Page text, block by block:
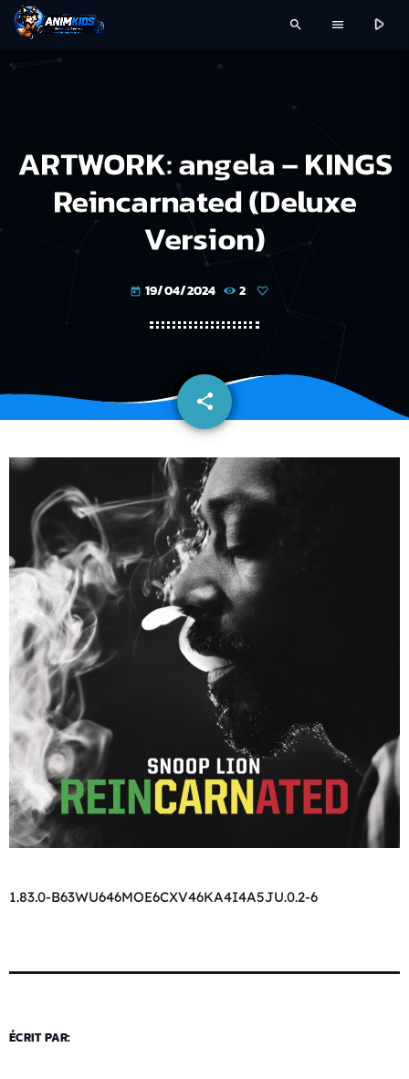
search menu play_arrow
ARTWORK: angela – KINGS
Reincarnated (Deluxe
Version)
today 19/04/2024 2
share
email
1.83.0-B63WU646MOE6CXV46KA4I4A5JU.0.2-6
ÉCRIT PAR: